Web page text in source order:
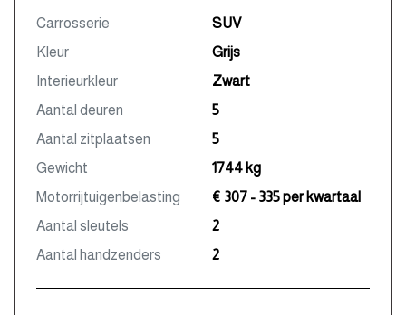
Carrosserie
SUV
Kleur
Grijs
Interieurkleur
Zwart
Aantal deuren
5
Aantal zitplaatsen
5
Gewicht
1744 kg
Motorrijtuigenbelasting
€ 307 - 335 per kwartaal
Aantal sleutels
2
Aantal handzenders
2